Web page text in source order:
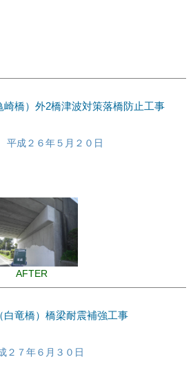
崎橋）外2橋津波対策落橋防止工事
成２６年５月２０日
AFTER
白竜橋）橋梁耐震補強工事
２７年６月３０日